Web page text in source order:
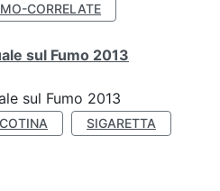
CORRELATE
sul Fumo 2013
sul Fumo 2013
SIGARETTA